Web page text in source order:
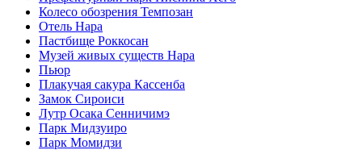
Колесо обозрения Темпозан
Отель Нара
Пастбище Роккосан
Музей живых существ Нара
Пьюр
Плакучая сакура Кассенба
Замок Сироиси
Лутр Осака Сенничимэ
Парк Мидзуиро
Парк Момидзи